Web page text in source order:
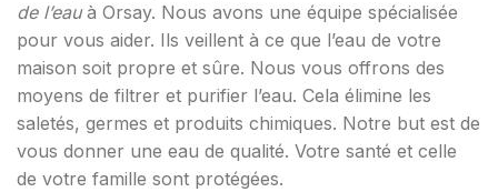
de l’eauà Orsay. Nous avons une équipe spécialisée
pour vous aider. Ils veillent à ce que l’eau de votre
maison soit propre et sûre. Nous vous offrons des
moyens de filtrer et purifier l’eau. Cela élimine les
saletés, germes et produits chimiques. Notre but est de
vous donner une eau de qualité. Votre santé et celle
de votre famille sont protégées.